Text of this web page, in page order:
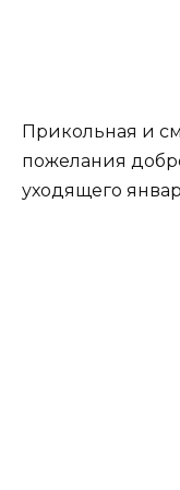
Прикольная и
пожелания
уходящего